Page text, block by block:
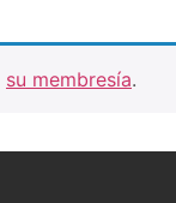
su membresía.